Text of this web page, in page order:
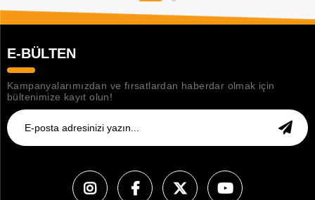
E-BÜLTEN
Kampanyalarımızdan ve fırsatlardan haberdar olmak için
bültenimize kayıt olun!